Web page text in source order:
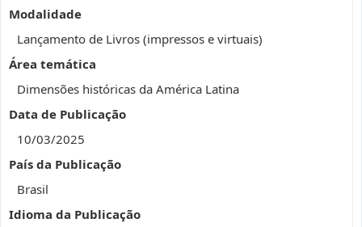
Modalidade
Lançamento de Livros (impressos e virtuais)
Área temática
Dimensões históricas da América Latina
Data de Publicação
10/03/2025
País da Publicação
Brasil
Idioma da Publicação